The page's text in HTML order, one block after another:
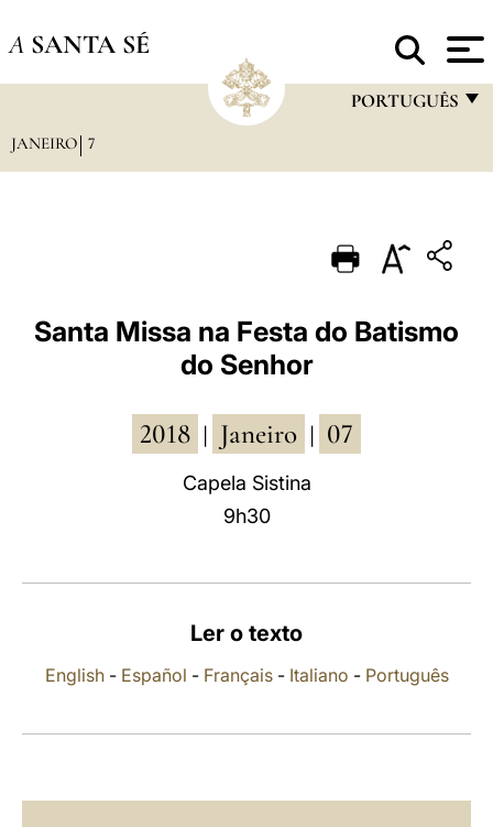
A SANTA SÉ
PORTUGUÊS
PORTUGUÊS
ESPAÑOL
JANEIRO 7
Santa Missa na Festa do Batismo
do Senhor
2018 Janeiro 07
Capela Sistina
9h30
Ler o texto
English- Español - Français- Italiano - Português